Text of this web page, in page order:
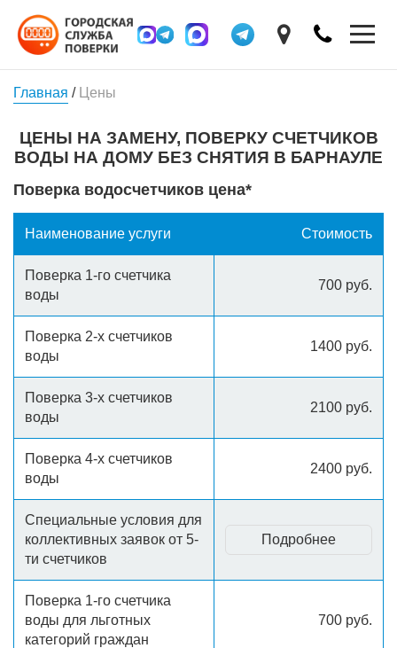
Главная / Цены
ЦЕНЫ НА ЗАМЕНУ, ПОВЕРКУ СЧЕТЧИКОВ
ВОДЫ НА ДОМУ БЕЗ СНЯТИЯ В БАРНАУЛЕ
Поверка водосчетчиков цена*
Наименование услуги Стоимость
Поверка 1-го счетчика
воды
700 руб.
Поверка 2-х счетчиков
воды
1400 руб.
Поверка 3-х счетчиков
воды
2100 руб.
Поверка 4-х счетчиков
воды
2400 руб.
Специальные условия для
коллективных заявок от 5-
ти счетчиков
Подробнее
Поверка 1-го счетчика
воды для льготных
категорий граждан
700 руб.